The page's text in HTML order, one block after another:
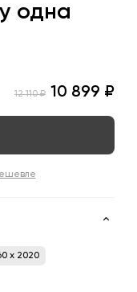
одна
12 110 ₽ 10 899 ₽
x 2020